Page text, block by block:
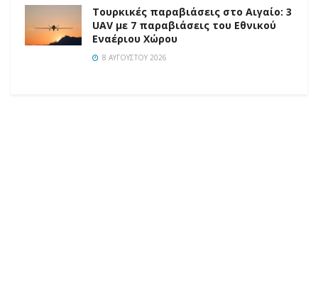
Τουρκικές παραβιάσεις στο Αιγαίο: 3
UAV με 7 παραβιάσεις του Εθνικού
Εναέριου Χώρου
8 ΑΥΓΟΎΣΤΟΥ 2026